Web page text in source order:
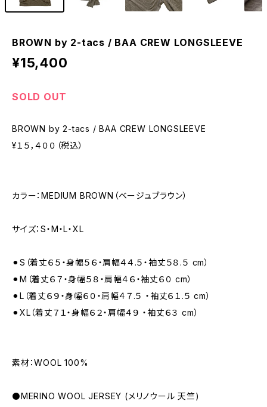
BROWN by 2-tacs / BAA CREW LONGSLEEVE
¥15,400
SOLD OUT
BROWN by 2-tacs / BAA CREW LONGSLEEVE
¥１５，４００（税込）
カラー：MEDIUM BROWN（ベージュブラウン）
サイズ：S・M・L・XL
⚫︎S（着丈６５・身幅５６・肩幅４４.５・袖丈５８.５ cm）
⚫︎M（着丈６７・身幅５８・肩幅４６・袖丈６０ cm）
⚫︎L（着丈６９・身幅６０・肩幅４７.５ ・袖丈６１.５ cm）
⚫︎XL（着丈７１・身幅６２・肩幅４９ ・袖丈６３ cm）
素材：WOOL 100%
⚫️MERINO WOOL JERSEY (メリノウール 天竺)